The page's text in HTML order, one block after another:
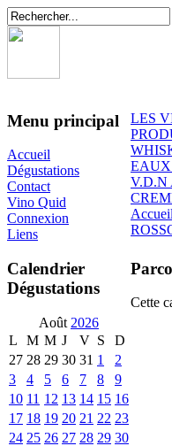
Menu principal
Accueil
Dégustations
Contact
Vino Quid
Connexion
Liens
Calendrier
Dégustations
Août 2026
L
M M J V S
D
27 28 29 30 31 1
2
3
4 5 6 7 8
9
10 11 12 13 14 15 16
17 18 19 20 21 22 23
24 25 26 27 28 29 30
LES
V.D.N
Accueil
Cette